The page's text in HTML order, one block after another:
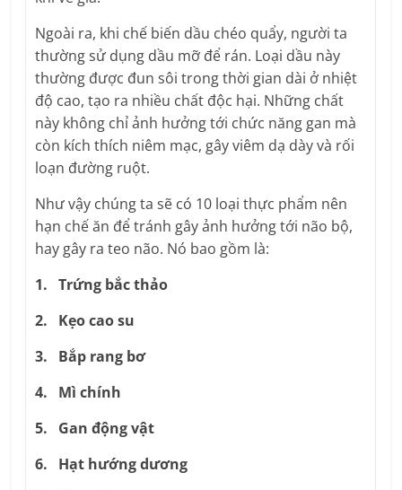
Ngoài ra, khi chế biến dầu chéo quẩy, người ta
thường sử dụng dầu mỡ để rán. Loại dầu này
thường được đun sôi trong thời gian dài ở nhiệt
độ cao, tạo ra nhiều chất độc hại. Những chất
này không chỉ ảnh hưởng tới chức năng gan mà
còn kích thích niêm mạc, gây viêm dạ dày và rối
loạn đường ruột.
Như vậy chúng ta sẽ có 10 loại thực phẩm nên
hạn chế ăn để tránh gây ảnh hưởng tới não bộ,
hay gây ra teo não. Nó bao gồm là:
1. Trứng bắc thảo
2. Kẹo cao su
3. Bắp rang bơ
4. Mì chính
5. Gan động vật
6. Hạt hướng dương